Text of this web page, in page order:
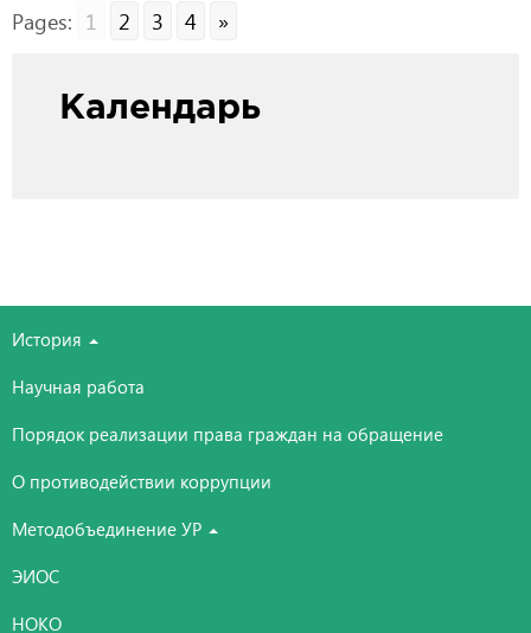
Pages: 1 2 3 4 »
Календарь
История
Научная работа
Порядок реализации права граждан на обращение
О противодействии коррупции
Методобъединение УР
ЭИОС
НОКО